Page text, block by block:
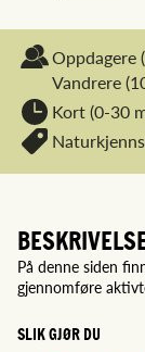
Oppdagere
Vandrere
Kort (0-30
På denne siden
gjennomføre
SLIK GJØR DU